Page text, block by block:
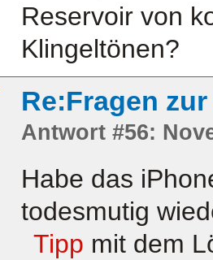
Reservoir von
Klingeltönen?
Re:Fragen
Antwort #56:
Habe das
todesmutig
Tipp mit dem